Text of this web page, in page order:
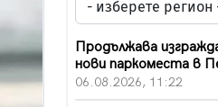
Продължава
нови паркоместа в
06.08.2026, 11:22